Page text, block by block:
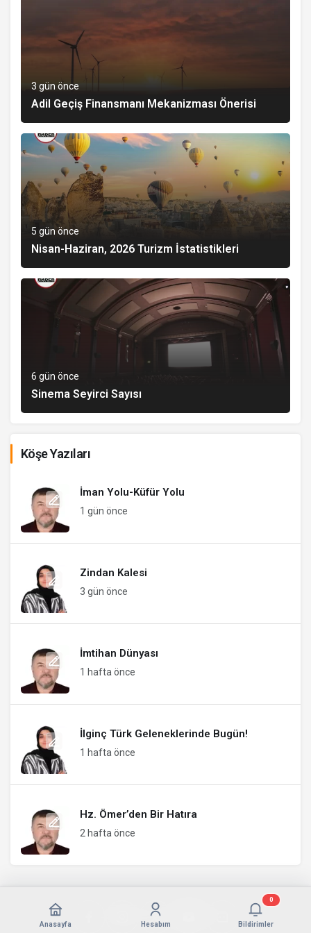
3 gün önce
Adil Geçiş Finansmanı Mekanizması Önerisi
5 gün önce
Nisan-Haziran, 2026 Turizm İstatistikleri
6 gün önce
Sinema Seyirci Sayısı
Köşe Yazıları
İman Yolu-Küfür Yolu
1 gün önce
Zindan Kalesi
3 gün önce
İmtihan Dünyası
1 hafta önce
İlginç Türk Geleneklerinde Bugün!
1 hafta önce
Hz. Ömer’den Bir Hatıra
2 hafta önce
Anasayfa Hesabım Bildirimler
0